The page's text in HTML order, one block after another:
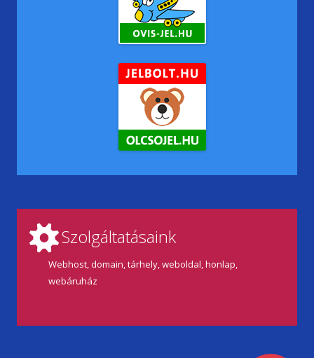
Szolgáltatásaink
Webhost, domain, tárhely, weboldal, honlap,
webáruház